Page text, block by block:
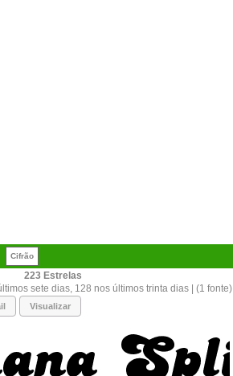
Cifrão
223
sete dias, 128 nos últimos trinta dias | (1 fonte)
Visualizar